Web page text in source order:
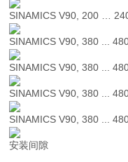
SINAMICS V90, 200 …
SINAMICS V90, 380 ...
SINAMICS V90, 380 ...
SINAMICS V90, 380 ...
SINAMICS V90, 380 ...
安装间隙